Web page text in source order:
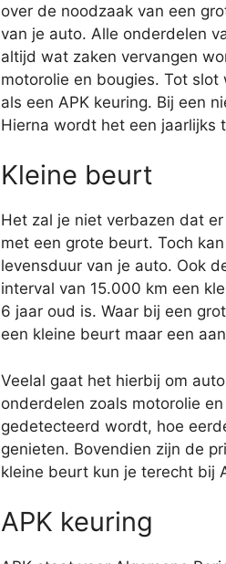
over de noodzaak van een
van je auto. Alle onderdelen
altijd wat zaken vervangen
motorolie en bougies. Tot
als een APK keuring. Bij een
Hierna wordt het een jaarlijks
Kleine beurt
Het zal je niet verbazen dat
met een grote beurt. Toch
levensduur van je auto. Ook
interval van 15.000 km een
6 jaar oud is. Waar bij een
een kleine beurt maar een
Veelal gaat het hierbij om
onderdelen zoals motorolie
gedetecteerd wordt, hoe
genieten. Bovendien zijn de
kleine beurt kun je terecht bij
APK keuring